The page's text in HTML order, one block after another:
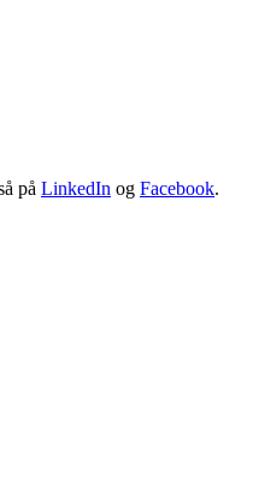
på LinkedIn og Facebook.